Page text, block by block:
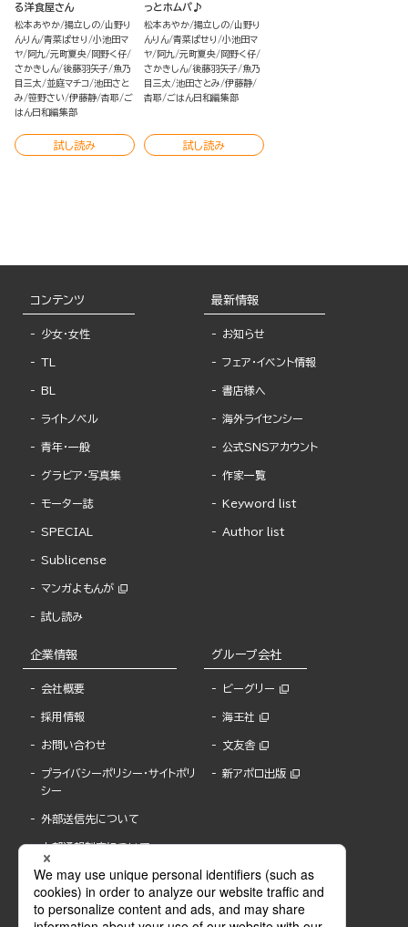
る洋食屋さん
松本あやか 揚立しの 山野り
んりん 青菜ぱせり
小池田マ
ヤ 阿九 元町夏央 岡野く仔
さかきしん 後藤羽矢子 魚乃
目三太
並庭マチコ 池田さと
み 笹野さい 伊藤静 杏耶
ご
はん日和編集部
試し読み
っとホムパ♪
松本あやか 揚立しの 山野り
んりん 青菜ぱせり
小池田マ
ヤ 阿九 元町夏央 岡野く仔
さかきしん 後藤羽矢子 魚乃
目三太 池田さとみ 伊藤静
杏耶
ごはん日和編集部
試し読み
コンテンツ
少女・女性
TL
BL
ライトノベル
青年・一般
グラビア・写真集
モーター誌
SPECIAL
Sublicense
マンガよもんが
試し読み
最新情報
お知らせ
フェア・イベント情報
書店様へ
海外ライセンシー
公式SNSアカウント
作家一覧
Keyword list
Author list
企業情報
会社概要
採用情報
お問い合わせ
プライバシーポリシー・サイトポリ
シー
外部送信先について
内部通報制度について
グループ会社
ビーグリー
海王社
文友舎
新アポロ出版